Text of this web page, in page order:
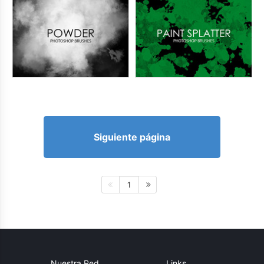
Siguiente página
1